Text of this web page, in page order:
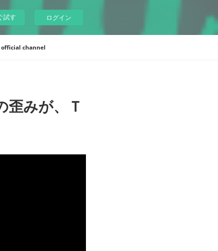
試す ログイン
official channel
歪みが、Ｔ